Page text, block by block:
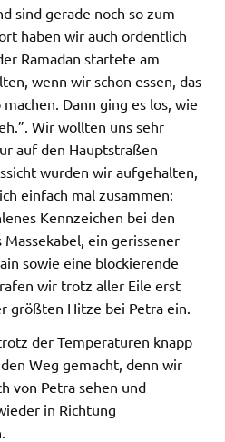
sind gerade noch so zum
haben wir auch ordentlich
Ramadan startete am
wenn wir schon essen, das
Dann ging es los, wie
Wir wollten uns sehr
auf den Hauptstraßen
wurden wir aufgehalten,
einfach mal zusammen:
Kennzeichen bei den
Massekabel, ein gerissener
sowie eine blockierende
wir trotz aller Eile erst
größten Hitze bei Petra ein.
der Temperaturen knapp
Weg gemacht, denn wir
von Petra sehen und
in Richtung